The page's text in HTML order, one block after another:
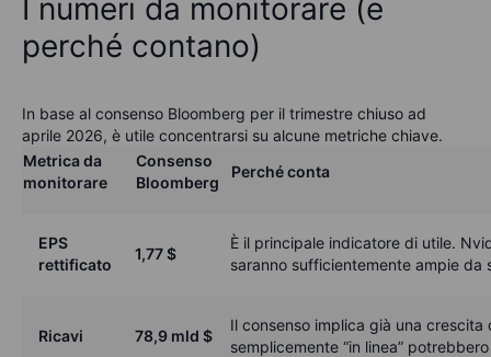
I numeri da monitorare (e
perché contano)
In base al consenso Bloomberg per il trimestre chiuso ad
aprile 2026, è utile concentrarsi su alcune metriche chiave.
Metrica da
monitorare
Consenso
Bloomberg
Perché conta
EPS
rettificato
1,77$
È il principale indicatore di utile.
saranno sufficientemente ampie da
Ricavi 78,9 mld $
Il consenso implica già una
semplicemente “in linea”